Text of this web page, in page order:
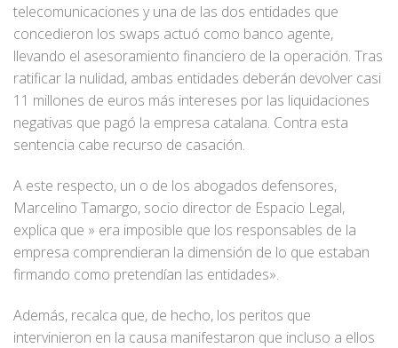
telecomunicaciones y una de las dos entidades que
concedieron los swaps actuó como banco agente,
llevando el asesoramiento financiero de la operación. Tras
ratificar la nulidad, ambas entidades deberán devolver casi
11 millones de euros más intereses por las liquidaciones
negativas que pagó la empresa catalana. Contra esta
sentencia cabe recurso de casación.
A este respecto, un o de los abogados defensores,
Marcelino Tamargo, socio director de Espacio Legal,
explica que » era imposible que los responsables de la
empresa comprendieran la dimensión de lo que estaban
firmando como pretendían las entidades».
Además, recalca que, de hecho, los peritos que
intervinieron en la causa manifestaron que incluso a ellos